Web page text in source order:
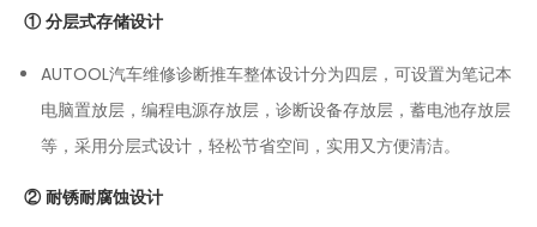
① 分层式存储设计
AUTOOL汽车维修诊断推车整体设计分为四层，可设置为笔记本
电脑置放层，编程电源存放层，诊断设备存放层，蓄电池存放层
等，采用分层式设计，轻松节省空间，实用又方便清洁。
② 耐锈耐腐蚀设计